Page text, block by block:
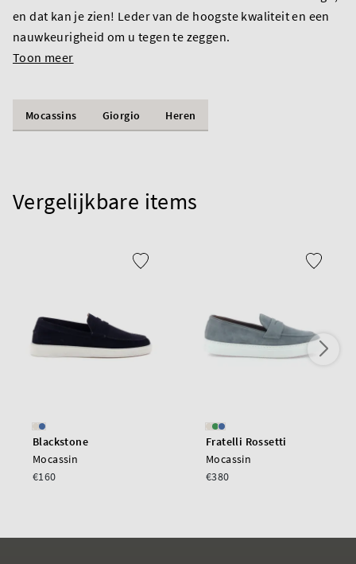
en dat kan je zien! Leder van de hoogste kwaliteit en een
nauwkeurigheid om u tegen te zeggen.
Toon meer
Mocassins Giorgio Heren
Vergelijkbare items
Blackstone
Mocassin
€160
Fratelli Rossetti
Mocassin
€380